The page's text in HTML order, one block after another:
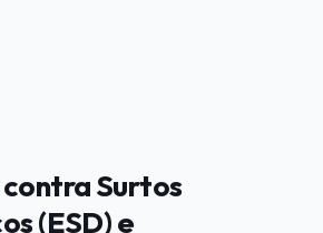
Surtos
(ESD) e